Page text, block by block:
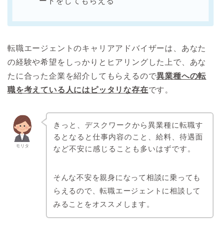
転職エージェントのキャリアアドバイザーは、あなた
の経験や希望をしっかりとヒアリングした上で、あな
たに合った企業を紹介してもらえるので異業種への転
職を考えている人にはピッタリな存在です。
モリタ
きっと、デスクワークから異業種に転職す
るとなると仕事内容のこと、給料、待遇面
など不安に感じることも多いはずです。
そんな不安を親身になって相談に乗っても
らえるので、転職エージェントに相談して
みることをオススメします。